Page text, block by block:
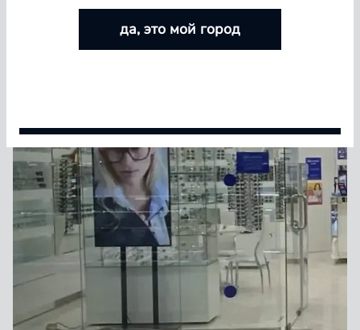
БОЛЬШЕ ЛИНЗ — БОЛЬШЕ СКИДКА
Покупайте контактные линзы Airway и увеличивайте
размер скидки — от 5% до 15%
да, это мой город